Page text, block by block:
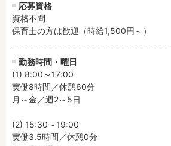
応募資格
資格不問
保育士の方は歓迎（時給1,500円～）
勤務時間・曜日
(1) 8:00～17:00
実働8時間／休憩60分
月～金／週2～5日
(2) 15:30～19:00
実働3.5時間／休憩0分
オープニング求人
小規模保育園
社会福
株式会社
単発保
月収見込み